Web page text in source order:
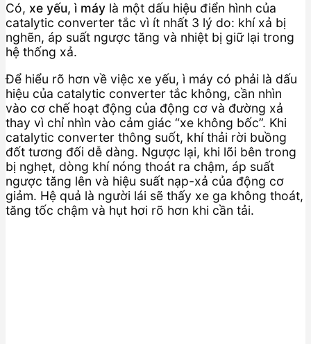
Có, xe yếu, ì máy là một dấu hiệu điển hình của
catalytic converter tắc vì ít nhất 3 lý do: khí xả bị
nghẽn, áp suất ngược tăng và nhiệt bị giữ lại trong
hệ thống xả.
Để hiểu rõ hơn về việc xe yếu, ì máy có phải là dấu
hiệu của catalytic converter tắc không, cần nhìn
vào cơ chế hoạt động của động cơ và đường xả
thay vì chỉ nhìn vào cảm giác “xe không bốc”. Khi
catalytic converter thông suốt, khí thải rời buồng
đốt tương đối dễ dàng. Ngược lại, khi lõi bên trong
bị nghẹt, dòng khí nóng thoát ra chậm, áp suất
ngược tăng lên và hiệu suất nạp-xả của động cơ
giảm. Hệ quả là người lái sẽ thấy xe ga không thoát,
tăng tốc chậm và hụt hơi rõ hơn khi cần tải.